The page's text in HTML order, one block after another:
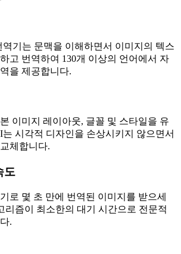
기는 문맥을 이해하면서 이미지의 텍스
고 번역하여 130개 이상의 언어에서 자
을 제공합니다.
이미지 레이아웃, 글꼴 및 스타일을 유
시각적 디자인을 손상시키지 않으면서
체합니다.
도
로 몇 초 만에 번역된 이미지를 받으세
리즘이 최소한의 대기 시간으로 전문적
.